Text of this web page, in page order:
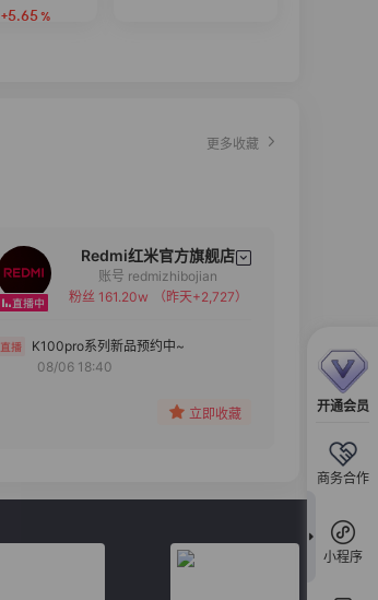
开通会员
商务合作
小程序
+5.65 %
更多收藏
Redmi红米官方旗舰店
备注
分组
账号 redmizhibojian
粉丝 161.20w
（昨天+2,727）
K100pro系列新品预约中~
08/06 18:40
立即收藏